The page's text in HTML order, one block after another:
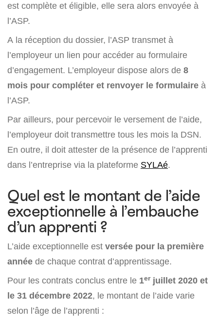
est complète et éligible, elle sera alors envoyée à
l’ASP.
A la réception du dossier, l’ASP transmet à
l’employeur un lien pour accéder au formulaire
d’engagement. L’employeur dispose alors de 8
mois pour compléter et renvoyer le formulaire à
l’ASP.
Par ailleurs, pour percevoir le versement de l’aide,
l’employeur doit transmettre tous les mois la DSN.
En outre, il doit attester de la présence de l’apprenti
dans l’entreprise via la plateforme SYLAé.
Quel est le montant de l’aide
exceptionnelle à l’embauche
d’un apprenti ?
L’aide exceptionnelle est versée pour la première
année de chaque contrat d’apprentissage.
Pour les contrats conclus entre le 1erjuillet 2020 et
le 31 décembre 2022, le montant de l’aide varie
selon l’âge de l’apprenti :